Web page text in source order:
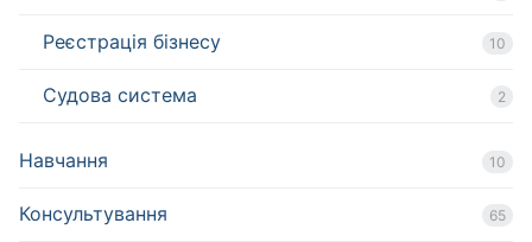
Реєстрація бізнесу 10
Судова система 2
Навчання 10
Консультування 65